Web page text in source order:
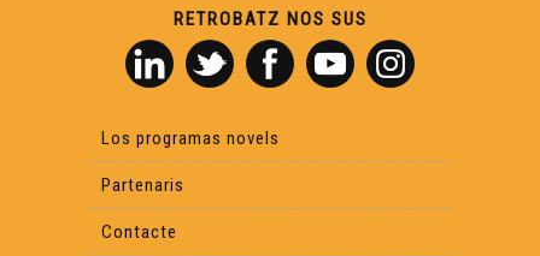
RETROBATZ NOS SUS
Los programas novels
Partenaris
Contacte